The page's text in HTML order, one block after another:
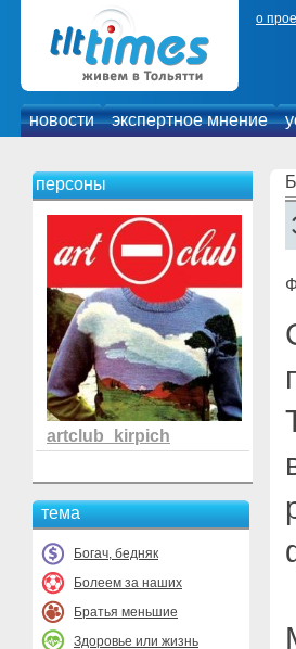
о
новости экспертное мнение
персоны
artclub_kirpich
тема
Богач, бедняк
Болеем за наших
Братья меньшие
Здоровье или жизнь